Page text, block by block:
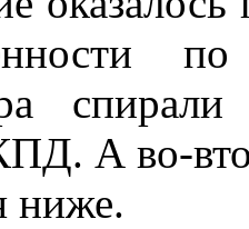
А во-
ниже.